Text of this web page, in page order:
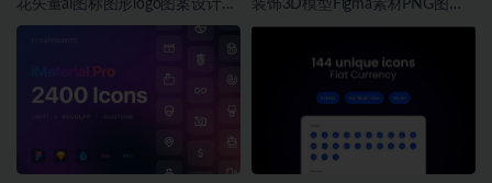
花矢量ai图标图形logo图案设计素
材
装饰3D模型Figma素材PNG图片
素材